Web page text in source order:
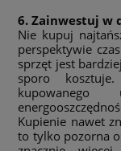
6. Zainwestuj w
Nie kupuj
perspektywie
sprzęt jest
sporo
Kupienie nawet
to tylko pozorna